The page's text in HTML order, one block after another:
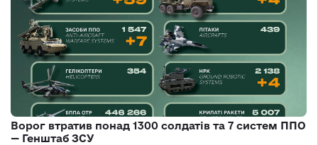
Ворог втратив понад 1300 солдатів та 7 систем ППО
— Генштаб ЗСУ